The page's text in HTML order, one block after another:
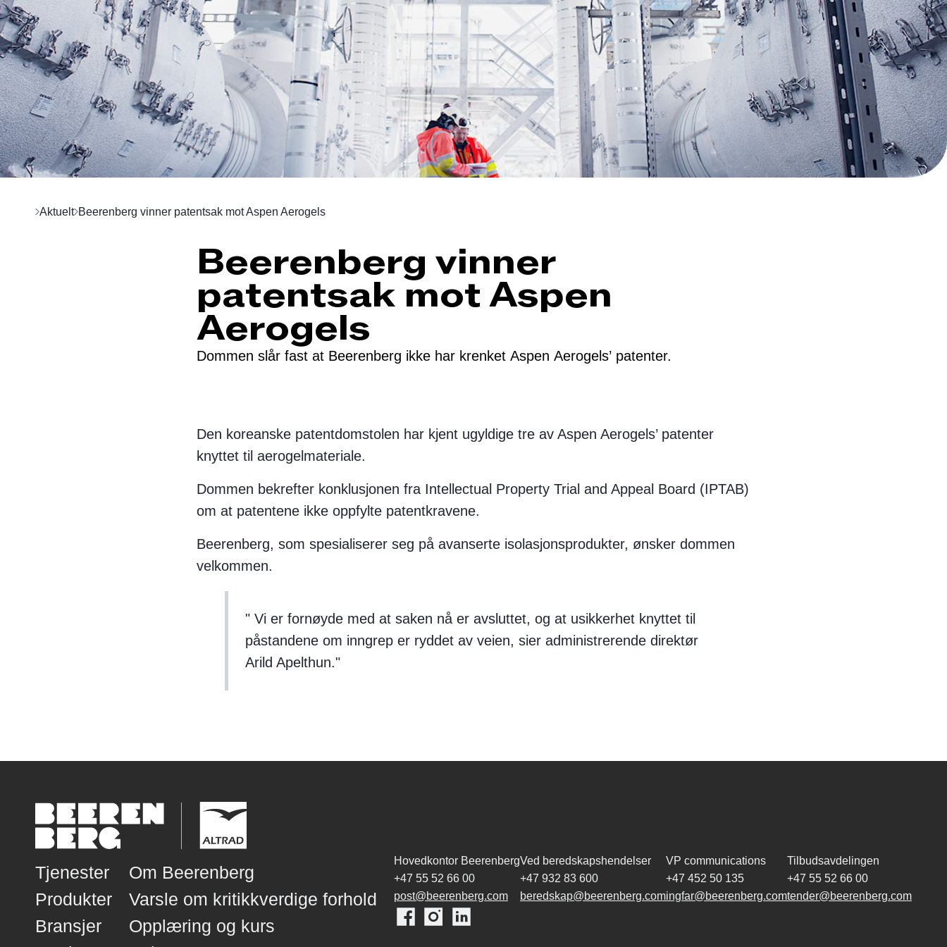
Aktuelt Beerenberg vinner patentsak mot Aspen Aerogels
Beerenberg vinner
patentsak mot Aspen
Aerogels
Dommen slår fast at Beerenberg ikke har krenket Aspen Aerogels’ patenter.
Den koreanske patentdomstolen har kjent ugyldige tre av Aspen Aerogels’ patenter
knyttet til aerogelmateriale.
Dommen bekrefter konklusjonen fra Intellectual Property Trial and Appeal Board (IPTAB)
om at patentene ikke oppfylte patentkravene.
Beerenberg, som spesialiserer seg på avanserte isolasjonsprodukter, ønsker dommen
velkommen.
Vi er fornøyde med at saken nå er avsluttet, og at usikkerhet knyttet til
påstandene om inngrep er ryddet av veien, sier administrerende direktør
Arild Apelthun.
Tjenester
Produkter
Bransjer
Om Beerenberg
Varsle om kritikkverdige forhold
Opplæring og kurs
Hovedkontor Beerenberg
+47 55 52 66 00
post@beerenberg.com
Ved beredskapshendelser
+47 932 83 600
beredskap@beerenberg.com
VP communications
+47 452 50 135
ingfar@beerenberg.com
Tilbudsavdelingen
+47 55 52 66 00
tender@beerenberg.com